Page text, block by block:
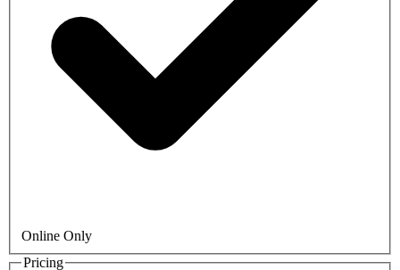
Online Only
Pricing